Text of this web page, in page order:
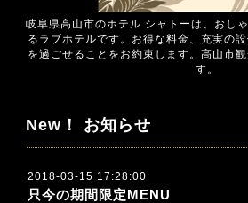
岐阜県高山市のホテル シャトーは、おし
るラブホテルです。お得な料金、充実の
を過ごせることをお約束します。高山市
す。
New！ お知らせ
2018-03-15 17:28:00
只今の期間限定MENU